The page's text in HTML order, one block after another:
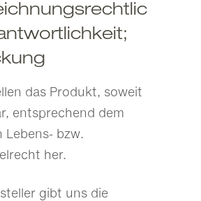
das Produkt, soweit
entsprechend dem
Lebens- bzw.
her.
gibt uns die